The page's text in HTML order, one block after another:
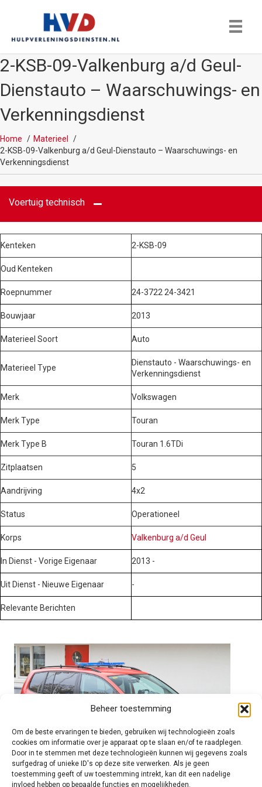
Beheer toestemming
Om de beste ervaringen te bieden, gebruiken wij technologieën zoals
cookies om informatie over je apparaat op te slaan en/of te raadplegen.
Door in te stemmen met deze technologieën kunnen wij gegevens zoals
surfgedrag of unieke ID's op deze site verwerken. Als je geen
toestemming geeft of uw toestemming intrekt, kan dit een nadelige
invloed hebben op bepaalde functies en mogelijkheden.
2-KSB-09-Valkenburg a/d Geul-
Dienstauto – Waarschuwings- en
Verkenningsdienst
Home
Materieel
2-KSB-09-Valkenburg a/d Geul-Dienstauto – Waarschuwings- en
Verkenningsdienst
Voertuig technisch
Kenteken 2-KSB-09
Oud Kenteken
Roepnummer 24-3722 24-3421
Bouwjaar 2013
Materieel Soort Auto
Materieel Type
Dienstauto - Waarschuwings- en
Verkenningsdienst
Merk Volkswagen
Merk Type Touran
Merk Type B Touran 1.6TDi
Zitplaatsen 5
Aandrijving 4x2
Status Operationeel
Korps Valkenburg a/d Geul
In Dienst - Vorige Eigenaar 2013 -
Uit Dienst - Nieuwe Eigenaar -
Relevante Berichten